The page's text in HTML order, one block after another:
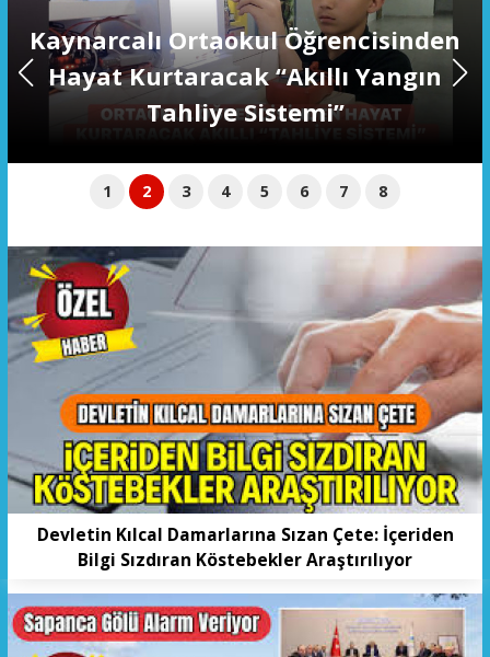
Kaynarcalı Ortaokul Öğrencisinden
Hayat Kurtaracak “Akıllı Yangın
Tahliye Sistemi”
1 2 3 4 5 6 7 8
Devletin Kılcal Damarlarına Sızan Çete: İçeriden
Bilgi Sızdıran Köstebekler Araştırılıyor